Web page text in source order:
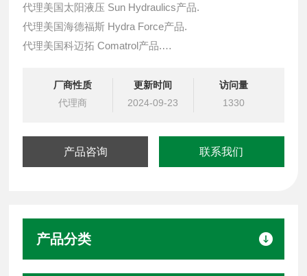
代理美国太阳液压 Sun Hydraulics产品.
代理美国海德福斯 Hydra Force产品.
代理美国科迈拓 Comatrol产品.
提供油路系统设计,油路块设计,阀块设计与选型
液压油缸，经销力士乐、派克、中国台湾北部等液压元件
厂商性质
代理商
更新时间
2024-09-23
访问量
1330
产品咨询 联系我们
产品分类